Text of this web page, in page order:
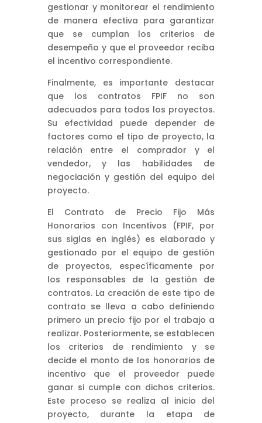
gestionar y monitorear el rendimiento
de manera efectiva para garantizar
que se cumplan los criterios de
desempeño y que el proveedor reciba
el incentivo correspondiente.
Finalmente, es importante destacar
que los contratos FPIF no son
adecuados para todos los proyectos.
Su efectividad puede depender de
factores como el tipo de proyecto, la
relación entre el comprador y el
vendedor, y las habilidades de
negociación y gestión del equipo del
proyecto.
El Contrato de Precio Fijo Más
Honorarios con Incentivos (FPIF, por
sus siglas en inglés) es elaborado y
gestionado por el equipo de gestión
de proyectos, específicamente por
los responsables de la gestión de
contratos. La creación de este tipo de
contrato se lleva a cabo definiendo
primero un precio fijo por el trabajo a
realizar. Posteriormente, se establecen
los criterios de rendimiento y se
decide el monto de los honorarios de
incentivo que el proveedor puede
ganar si cumple con dichos criterios.
Este proceso se realiza al inicio del
proyecto, durante la etapa de